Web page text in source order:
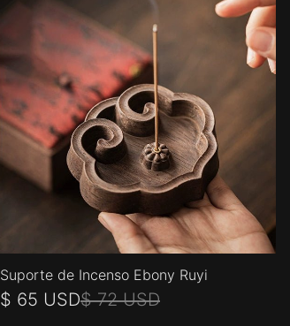
Suporte de Incenso Ebony Ruyi
$ 65 USD$ 72 USD